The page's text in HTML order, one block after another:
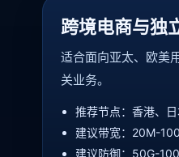
跨境电商与独
适合面向亚太、欧美
关业务。
推荐节点：香港、
建议带宽：20M-
建议防御：50G-